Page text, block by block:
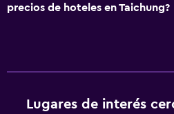
Botiquín de primeros auxilios
Caja fuerte
precios de hoteles en Taichung?
Lugares de interés